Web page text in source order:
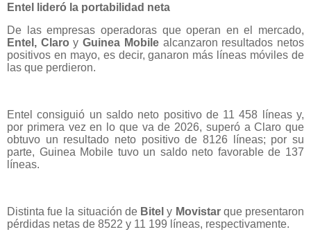
Entel lideró la portabilidad neta
De las empresas operadoras que operan en el mercado,
Entel, Claroy Guinea Mobile alcanzaron resultados netos
positivos en mayo, es decir, ganaron más líneas móviles de
las que perdieron.
Entel consiguió un saldo neto positivo de 11 458 líneas y,
por primera vez en lo que va de 2026, superó a Claro que
obtuvo un resultado neto positivo de 8126 líneas; por su
parte, Guinea Mobile tuvo un saldo neto favorable de 137
líneas.
Distinta fue la situación deBitely Movistar que presentaron
pérdidas netas de 8522 y 11 199 líneas, respectivamente.